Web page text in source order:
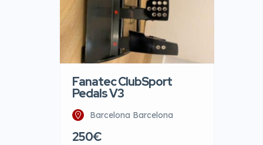
Fanatec ClubSport
Pedals V3
Barcelona Barcelona
250€